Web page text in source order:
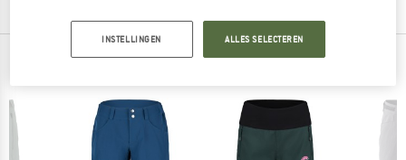
INSTELLINGEN ALLES SELECTEREN